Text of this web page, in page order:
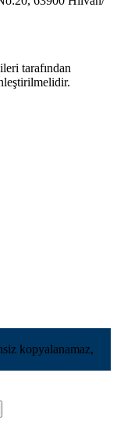
tarafından
kopyalanamaz,